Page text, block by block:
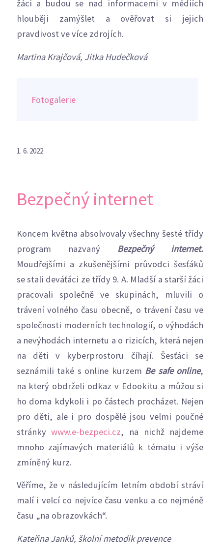
žáci a budou se nad informacemi v médiích
hlouběji zamýšlet a ověřovat si jejich
pravdivost ve více zdrojích.
Martina Krajčová, Jitka Hudečková
Fotogalerie
1. 6. 2022
Bezpečný internet
Koncem května absolvovaly všechny šesté třídy
program nazvaný Bezpečný internet.
Moudřejšími a zkušenějšími průvodci šesťáků
se stali deváťáci ze třídy 9. A. Mladší a starší žáci
pracovali společně ve skupinách, mluvili o
trávení volného času obecně, o trávení času ve
společnosti moderních technologií, o výhodách
a nevýhodách internetu a o rizicích, která nejen
na děti v kyberprostoru číhají. Šesťáci se
seznámili také s online kurzem Be safe online,
na který obdrželi odkaz v Edookitu a můžou si
ho doma kdykoli i po částech procházet. Nejen
pro děti, ale i pro dospělé jsou velmi poučné
stránkywww.e-bezpeci.cz, na nichž najdeme
mnoho zajímavých materiálů k tématu i výše
zmíněný kurz.
Věříme, že v následujícím letním období stráví
malí i velcí co nejvíce času venku a co nejméně
času „na obrazovkách“.
Kateřina Janků, školní metodik prevence